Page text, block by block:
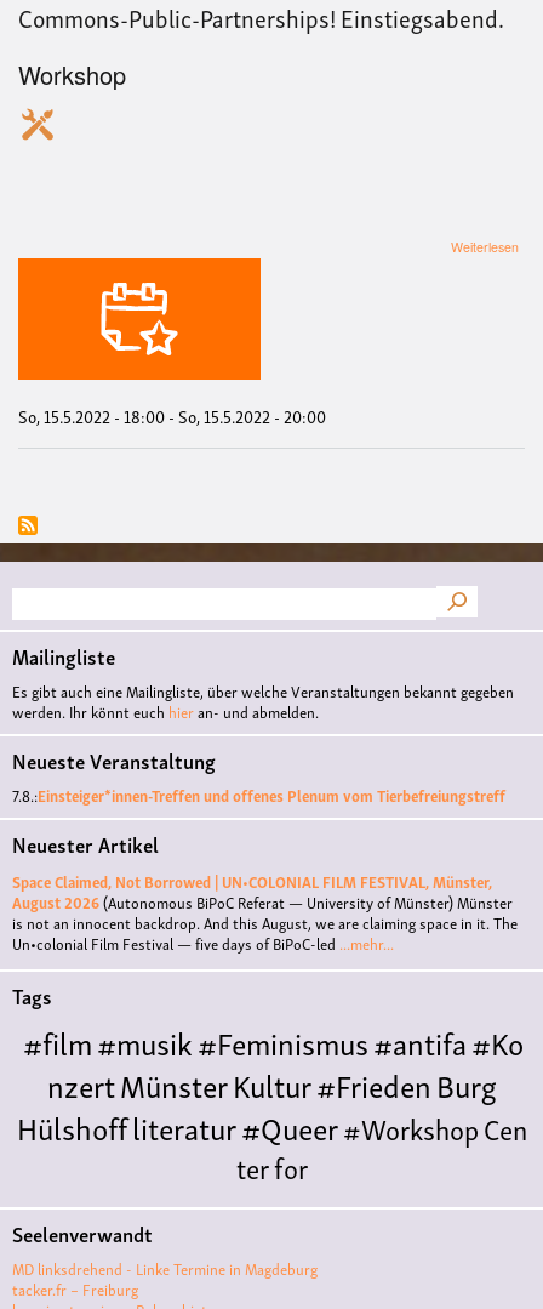
Commons-Public-Partnerships! Einstiegsabend.
Workshop
Weiterlesen
So, 15.5.2022 - 18:00-So, 15.5.2022 - 20:00
Suche
Mailingliste
Es gibt auch eine Mailingliste, über welche Veranstaltungen bekannt gegeben
werden. Ihr könnt euch hieran- und abmelden.
Neueste Veranstaltung
7.8.:Einsteiger*innen-Treffen und offenes Plenum vom Tierbefreiungstreff
Neuester Artikel
Space Claimed, Not Borrowed | UN•COLONIAL FILM FESTIVAL, Münster,
August 2026(Autonomous BiPoC Referat — University of Münster)Münster
is not an innocent backdrop. And this August, we are claiming space in it. The
Un•colonial Film Festival — five days of BiPoC-led ...mehr...
Tags
#film#musik#Feminismus#antifa#Ko
nzertMünsterKultur#FriedenBurg
Hülshoffliteratur#Queer#WorkshopCen
ter for
LiteraturePolyamoriePolytreff#liveKonzert
Polyamorietreff
MonogamieCNM#jazz#vortrag
Seelenverwandt
MD linksdrehend - Linke Termine in Magdeburg
tacker.fr – Freiburg